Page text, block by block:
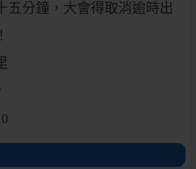
五分鐘，大會得取消逾時出